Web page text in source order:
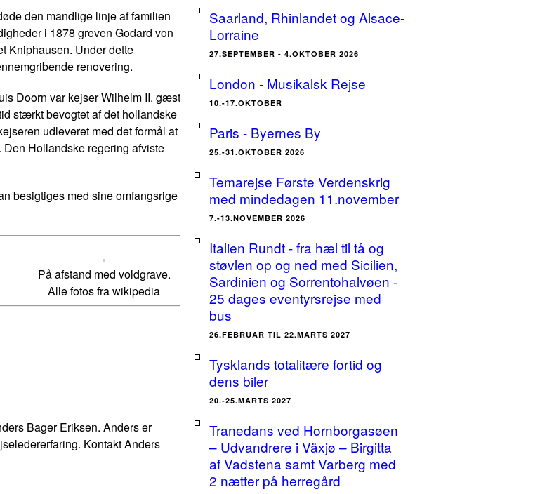
den mandlige linje af familien
i 1878 greven Godard von
Kniphausen. Under dette
renovering.
Doorn var kejser Wilhelm II. gæst
stærkt bevogtet af det hollandske
udleveret med det formål at
Hollandske regering afviste
besigtiges med sine omfangsrige
På afstand med voldgrave.
Alle fotos fra wikipedia
Bager Eriksen. Anders er
Kontakt Anders
Saarland, Rhinlandet og Alsace-
Lorraine
27.SEPTEMBER - 4.OKTOBER 2026
London - Musikalsk Rejse
10.-17.OKTOBER
Paris - Byernes By
25.-31.OKTOBER 2026
Temarejse Første Verdenskrig
med mindedagen 11.november
7.-13.NOVEMBER 2026
Italien Rundt - fra hæl til tå og
støvlen op og ned med Sicilien,
Sardinien og Sorrentohalvøen -
25 dages eventyrsrejse med
bus
26.FEBRUAR TIL 22.MARTS 2027
Tysklands totalitære fortid og
dens biler
20.-25.MARTS 2027
Tranedans ved Hornborgasøen
– Udvandrere i Växjø – Birgitta
af Vadstena samt Varberg med
2 nætter på herregård